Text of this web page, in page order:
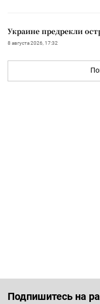
Украине предрекли
8 августа 2026, 17:32
Подпишитесь на